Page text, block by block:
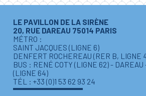
LE PAVILLON DE LA SIRÈNE
20, RUE DAREAU 75014 PARIS
MÉTRO :
SAINT JACQUES (LIGNE 6)
DENFERT ROCHEREAU (RER B, LIGNE
BUS : RENÉ COTY (LIGNE 62) - DAREAU
(LIGNE 64)
TÉL : +33 (0)1 53 62 93 24